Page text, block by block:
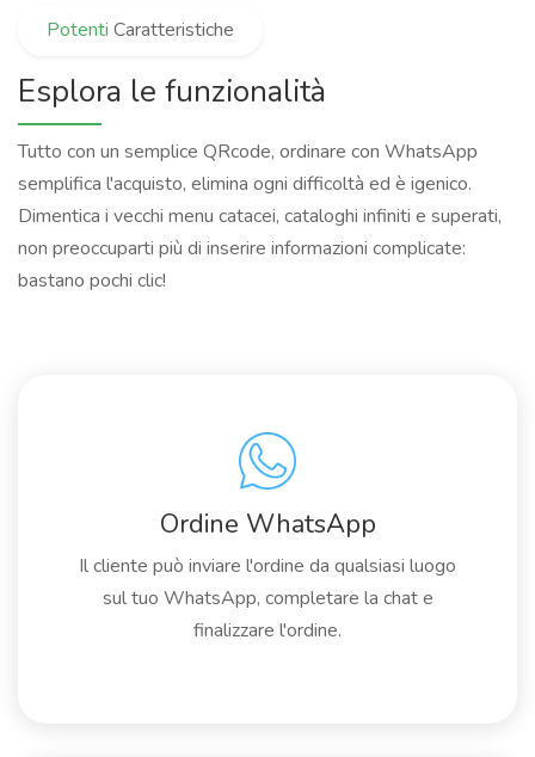
Potenti Caratteristiche
Esplora le funzionalità
Tutto con un semplice QRcode, ordinare con WhatsApp
semplifica l'acquisto, elimina ogni difficoltà ed è igenico.
Dimentica i vecchi menu catacei, cataloghi infiniti e superati,
non preoccuparti più di inserire informazioni complicate:
bastano pochi clic!
Ordine WhatsApp
Il cliente può inviare l'ordine da qualsiasi luogo
sul tuo WhatsApp, completare la chat e
finalizzare l'ordine.